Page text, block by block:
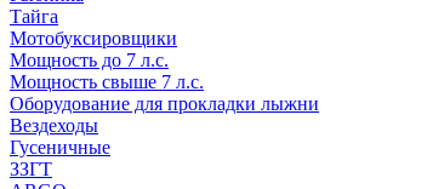
Тайга
Мотобуксировщики
Мощность до 7 л.с.
Мощность свыше 7 л.с.
Оборудование для прокладки лыжни
Вездеходы
Гусеничные
ЗЗГТ